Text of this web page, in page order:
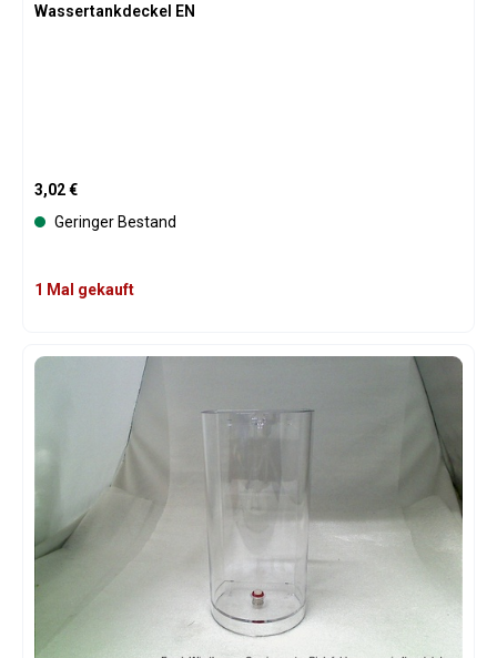
Wassertankdeckel EN
Regulärer Preis:
3,02 €
Geringer Bestand
1 Mal gekauft